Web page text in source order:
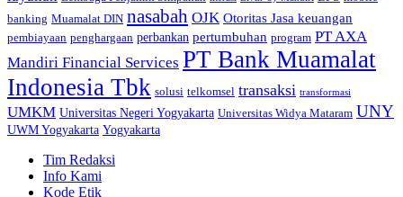
banking Muamalat DIN nasabah OJK Otoritas Jasa keuangan
pembiayaan penghargaan perbankan pertumbuhan program PT AXA
Mandiri Financial Services PT Bank Muamalat
Indonesia Tbk solusi telkomsel transaksi transformasi
UMKM Universitas Negeri Yogyakarta Universitas Widya Mataram UNY
UWM Yogyakarta Yogyakarta
Tim Redaksi
Info Kami
Kode Etik